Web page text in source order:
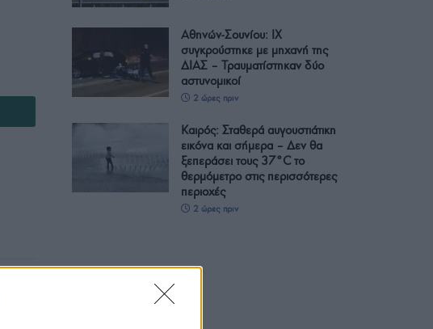
Αθηνών-Σουνίου: ΙΧ
συγκρούστηκε με μηχανή της
ΔΙΑΣ – Τραυματίστηκαν δύο
αστυνομικοί
2 ώρες πριν
Καιρός: Σταθερά αυγουστιάτικη
εικόνα και σήμερα – Δεν θα
ξεπεράσει τους 37°C το
θερμόμετρο στις περισσότερες
περιοχές
2 ώρες πριν